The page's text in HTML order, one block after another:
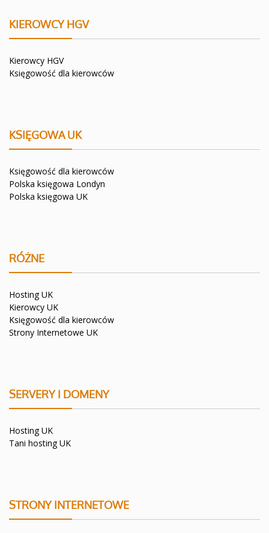
KIEROWCY HGV
Kierowcy HGV
Księgowość dla kierowców
KSIĘGOWA UK
Księgowość dla kierowców
Polska księgowa Londyn
Polska księgowa UK
RÓŻNE
Hosting UK
Kierowcy UK
Księgowość dla kierowców
Strony Internetowe UK
SERVERY I DOMENY
Hosting UK
Tani hosting UK
STRONY INTERNETOWE